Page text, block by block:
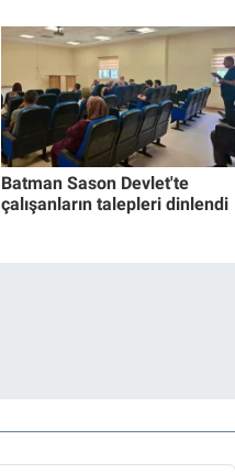
Batman Sason Devlet'te
çalışanların talepleri dinlendi